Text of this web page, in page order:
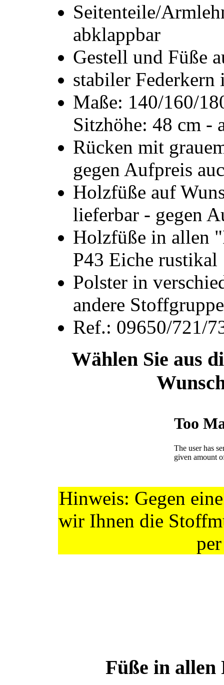
Seitenteile/
abklappbar
Gestell und Füße
stabiler
Maße: 140/160/
Sitzhöhe: 48 cm -
Rücken mit
gegen Aufpreis
Holzfüße auf
lieferbar - gegen
Holzfüße in allen
P43 Eiche rustikal
Polster in
andere
Ref.: 09650/721/
Wählen Sie aus
Hinweis: Gegen
wir Ihnen die
Füße in allen